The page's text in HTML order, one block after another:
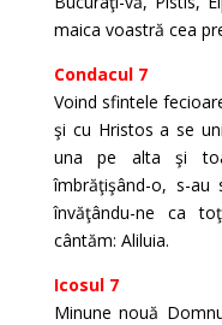
maica voastră cea
Condacul 7
Voind sfintele
şi cu Hristos a se
una pe alta şi
îmbrăţişând-o, s-au
învăţându-ne ca
cântăm: Aliluia.
Icosul 7
Minune nouă